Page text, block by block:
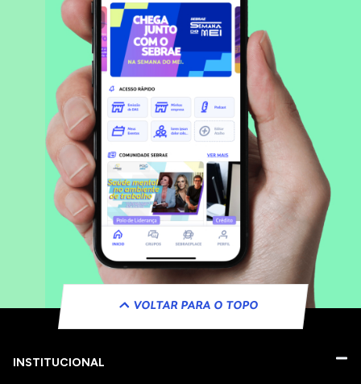
VOLTAR PARA O TOPO
INSTITUCIONAL